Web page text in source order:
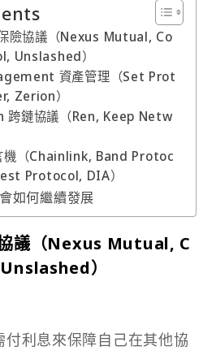
險協議（Nexus Mutual, Co
Unslashed）
資產管理（Set Prot
Zerion）
跨鏈協議（Ren, Keep Netw
（Chainlink, Band Protoc
Protocol, DIA）
如何繼續發展
議（Nexus Mutual, C
）
利息來保障自己在其他協